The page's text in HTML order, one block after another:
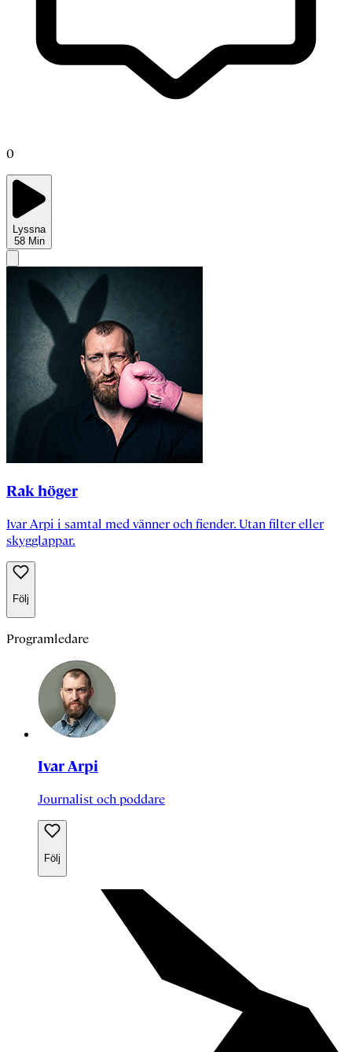
0
Lyssna
58 Min
Rak höger
Ivar Arpi i samtal med vänner och fiender. Utan filter eller
skygglappar.
Följ
Programledare
Ivar Arpi
Journalist och poddare
Följ